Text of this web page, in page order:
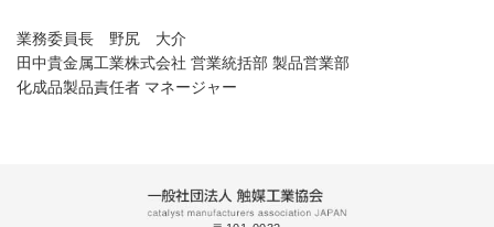
業務委員長 野尻 大介
田中貴金属工業株式会社 営業統括部 製品営業部
化成品製品責任者 マネージャー